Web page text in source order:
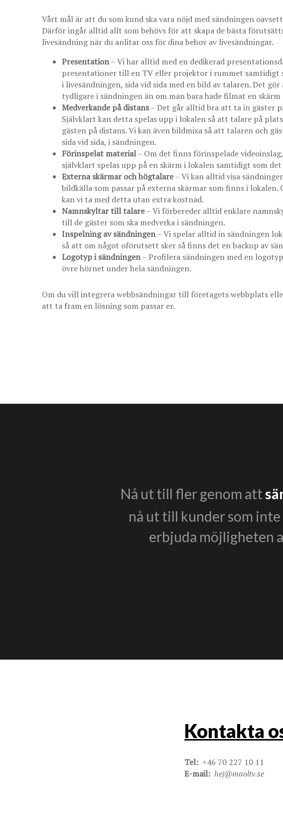
Vårt mål är att du som kund ska vara nöjd med sändningen
Därför ingår alltid allt som behövs för att skapa de bästa
livesändning när du anlitar oss för dina behov av livesändningar.
Presentation– Vi har alltid med en dedikerad
presentationer till en TV eller projektor i rummet samtidigt
i livesändningen, sida vid sida med en bild av talaren. Det
tydligare i sändningen än om man bara hade filmat en
Medverkande på distans– Det går alltid bra att ta in gäster
Självklart kan detta spelas upp i lokalen så att talare på
gästen på distans. Vi kan även bildmixa så att talaren och
sida vid sida, i sändningen.
Förinspelat material– Om det finns förinspelade
självklart spelas upp på en skärm i lokalen samtidigt som
Externa skärmar och högtalare– Vi kan alltid visa
bildkälla som passar på externa skärmar som finns i lokalen.
kan vi ta med detta utan extra kostnad.
Namnskyltar till talare– Vi förbereder alltid enklare
till de gäster som ska medverka i sändningen.
Inspelning av sändningen– Vi spelar alltid in sändningen
så att om något oförutsett sker så finns det en backup av
Logotyp i sändningen– Profilera sändningen med en
övre hörnet under hela sändningen.
Om du vill integrera webbsändningar till företagets webbplats
att ta fram en lösning som passar er.
Nå ut till fler genom att
nå ut till kunder som
erbjuda möjligheten
Kontakta
Tel: +46 70 227 10 11
E-mail: hej@maoltv.se